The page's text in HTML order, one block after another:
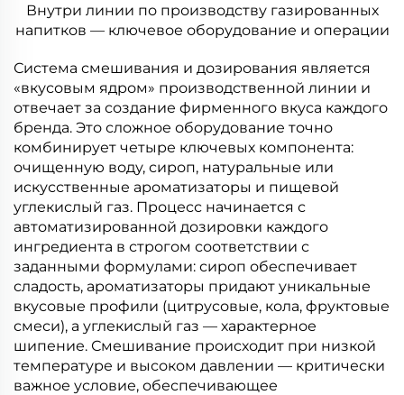
Внутри линии по производству газированных
напитков — ключевое оборудование и операции
Система смешивания и дозирования является
«вкусовым ядром» производственной линии и
отвечает за создание фирменного вкуса каждого
бренда. Это сложное оборудование точно
комбинирует четыре ключевых компонента:
очищенную воду, сироп, натуральные или
искусственные ароматизаторы и пищевой
углекислый газ. Процесс начинается с
автоматизированной дозировки каждого
ингредиента в строгом соответствии с
заданными формулами: сироп обеспечивает
сладость, ароматизаторы придают уникальные
вкусовые профили (цитрусовые, кола, фруктовые
смеси), а углекислый газ — характерное
шипение. Смешивание происходит при низкой
температуре и высоком давлении — критически
важное условие, обеспечивающее